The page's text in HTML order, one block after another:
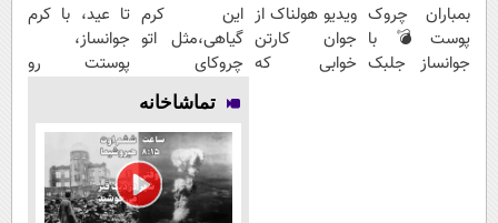
بمباران چروک
پوست💣با
جوانساز جلبک
ویدیو هولناک از
جوان کارتن
خوابی که
این کرم
گیاهی،مثل اتو
چروکای
پوستتوصاف
میکنه!50%تخفیف
تا عید، با کرم
جوانساز،
پوستت رو
تخفیف ویژه)
تماشاخانه